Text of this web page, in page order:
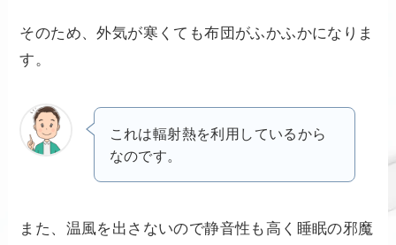
そのため、外気が寒くても布団がふかふかになりま
す。
これは輻射熱を利用しているから
なのです。
また、温風を出さないので静音性も高く睡眠の邪魔